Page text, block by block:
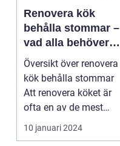
Renovera kök
behålla stommar –
vad alla behöver
veta
Översikt över renovera
kök behålla stommar
Att renovera köket är
ofta en av de mest
eftertraktade p...
10 januari 2024